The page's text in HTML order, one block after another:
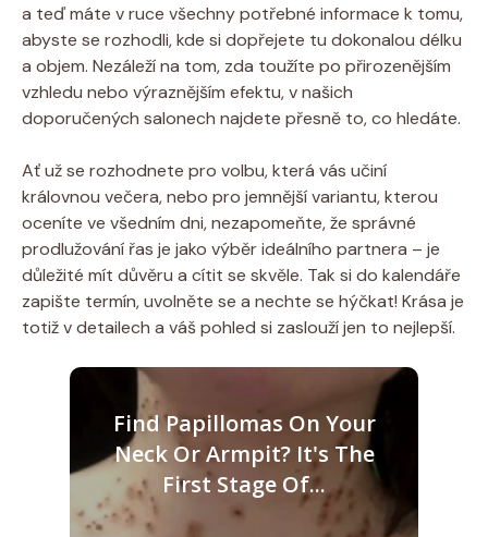
a teď máte v ruce všechny potřebné informace k tomu,
abyste se rozhodli, kde si dopřejete tu dokonalou délku
a objem. Nezáleží na ⁣tom, zda⁤ toužíte po ‌přirozenějším
vzhledu nebo výraznějším efektu, v ​našich
doporučených ⁤salonech najdete⁤ přesně to, co hledáte.
Ať už se rozhodnete pro volbu, která vás učiní
královnou večera, nebo pro jemnější variantu, kterou
oceníte ve všedním dni, nezapomeňte, že správné
prodlužování řas je jako výběr ideálního partnera – je‍
důležité mít důvěru a cítit se skvěle. Tak si do kalendáře
zapište⁢ termín,⁣ uvolněte se a nechte se hýčkat! Krása je
totiž v detailech a váš pohled si ⁢zaslouží jen to nejlepší.
Find Papillomas On Your
Neck Or Armpit? It's The
First Stage Of...